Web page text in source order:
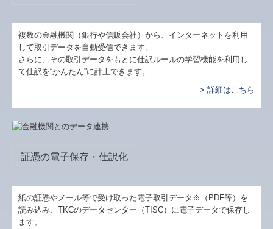
複数の金融機関（銀行や信販会社）から、インターネットを利用
して取引データを自動受信できます。
さらに、その取引データをもとに仕訳ルールの学習機能を利用し
て仕訳を“かんたん”に計上できます。
> 詳細はこちら
証憑の電子保存・仕訳化
紙の証憑やメール等で受け取った電子取引データ※（PDF等）を
読み込み、TKCのデータセンター（TISC）に電子データで保存し
ます。